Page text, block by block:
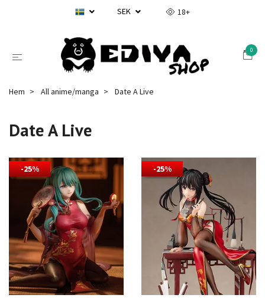
SEK 18+
0
Hem All anime/manga Date A Live
Date A Live
-25% -25%